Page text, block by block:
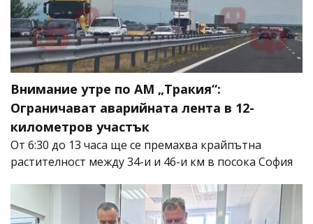
Внимание утре по АМ „Тракия“:
Ограничават аварийната лента в 12-
километров участък
От 6:30 до 13 часа ще се премахва крайпътна
растителност между 34-и и 46-и км в посока София